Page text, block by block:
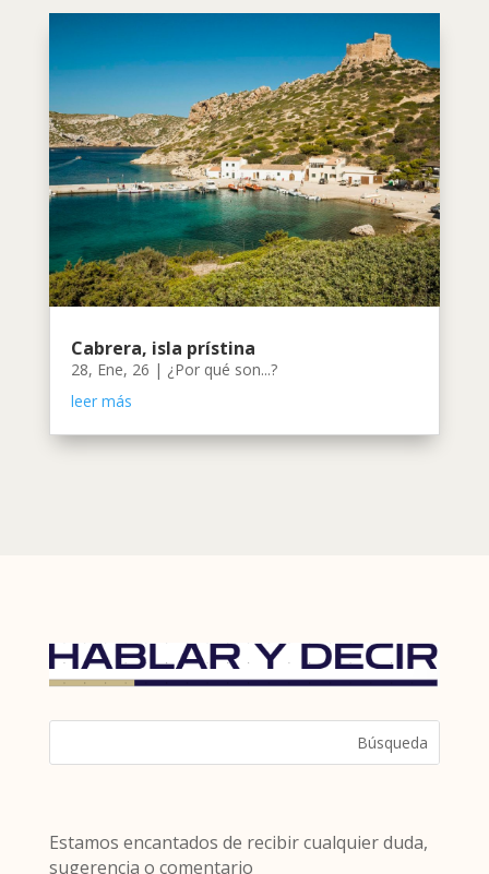
Cabrera, isla prístina
28, Ene, 26 | ¿Por qué son...?
leer más
Estamos encantados de recibir cualquier duda,
sugerencia o comentario